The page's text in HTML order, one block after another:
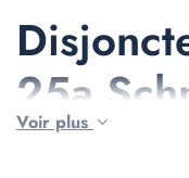
25a
3P+N
Voir plus